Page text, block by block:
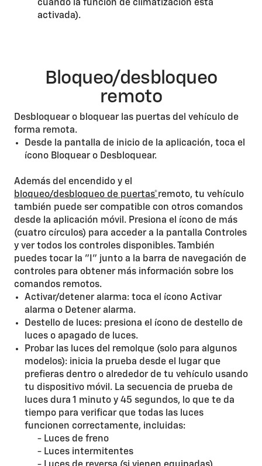
cuando la función de climatización está
activada).
Bloqueo/desbloqueo
remoto
Desbloquear o bloquear las puertas del vehículo de
forma remota.
Desde la pantalla de inicio de la aplicación, toca el
ícono Bloquear o Desbloquear.
Además del encendido y el
bloqueo/desbloqueo de puertas*remoto, tu vehículo
también puede ser compatible con otros comandos
desde la aplicación móvil. Presiona el ícono de más
(cuatro círculos) para acceder a la pantalla Controles
y ver todos los controles disponibles. También
puedes tocar la "I" junto a la barra de navegación de
controles para obtener más información sobre los
comandos remotos.
Activar/detener alarma: toca el ícono Activar
alarma o Detener alarma.
Destello de luces: presiona el ícono de destello de
luces o apagado de luces.
Probar las luces del remolque (solo para algunos
modelos): inicia la prueba desde el lugar que
prefieras dentro o alrededor de tu vehículo usando
tu dispositivo móvil. La secuencia de prueba de
luces dura 1 minuto y 45 segundos, lo que te da
tiempo para verificar que todas las luces
funcionen correctamente, incluidas:
- Luces de freno
- Luces intermitentes